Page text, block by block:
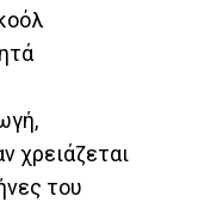
χρειάζεται
του